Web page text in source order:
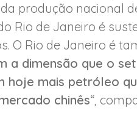
produção nacional
Rio de Janeiro é
O Rio de Janeiro é
a dimensão que o
hoje mais petróleo
chinês“,